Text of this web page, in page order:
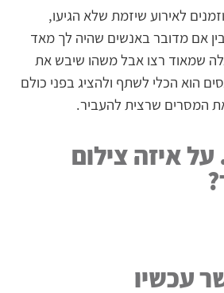
לאירוע שיזמת שלא הגיעו,
אם מדובר באנשים שהיה לך מאד
שמאוד רצו אבל משהו שיבש את
הוא הכלי לשתף ולהציג בפני כולם
המסרים שרצית להעביר.
איזה צילום
עכשיו